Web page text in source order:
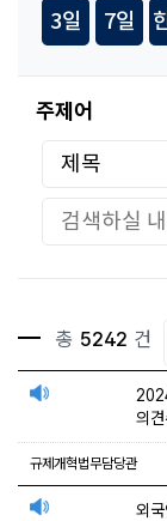
3일 7일
주제어
총 5242 건
의
규제개혁법무담당관
외